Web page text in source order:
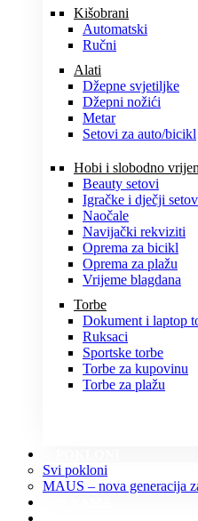
Kišobrani
Automatski
Ručni
Alati
Džepne svjetiljke
Džepni nožići
Metar
Setovi za auto/bicikl
Hobi i slobodno
Beauty setovi
Igračke i dječji
Naočale
Navijački rekviziti
Oprema za bicikl
Oprema za plažu
Vrijeme blagdana
Torbe
Dokument i laptop
Ruksaci
Sportske torbe
Torbe za kupovinu
Torbe za plažu
Svi pokloni
MAUS – nova generacija